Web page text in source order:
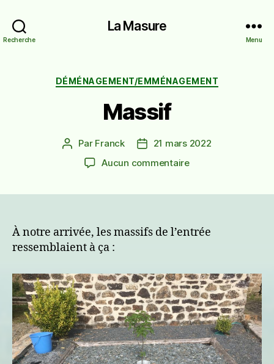
Recherche
La Masure
Menu
Catégories
DÉMÉNAGEMENT/EMMÉNAGEMENT
Massif
Auteur
l’article
Par Franck
Date21 mars 2022
Aucun commentairesur
À notre arrivée, les massifs de l’entrée
ressemblaient à ça :